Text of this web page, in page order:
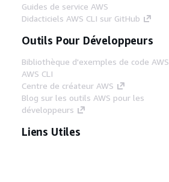
Guides de service AWS
Didacticiels AWS CLI sur GitHub
Outils Pour Développeurs
Bibliothèque d'exemples de code AWS
AWS CLI
Centre de créateur AWS
Blog sur les outils AWS pour les
développeurs
Liens Utiles